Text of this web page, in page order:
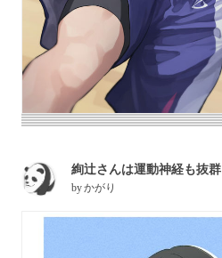
絢辻さんは運動神経も抜群
byかがり